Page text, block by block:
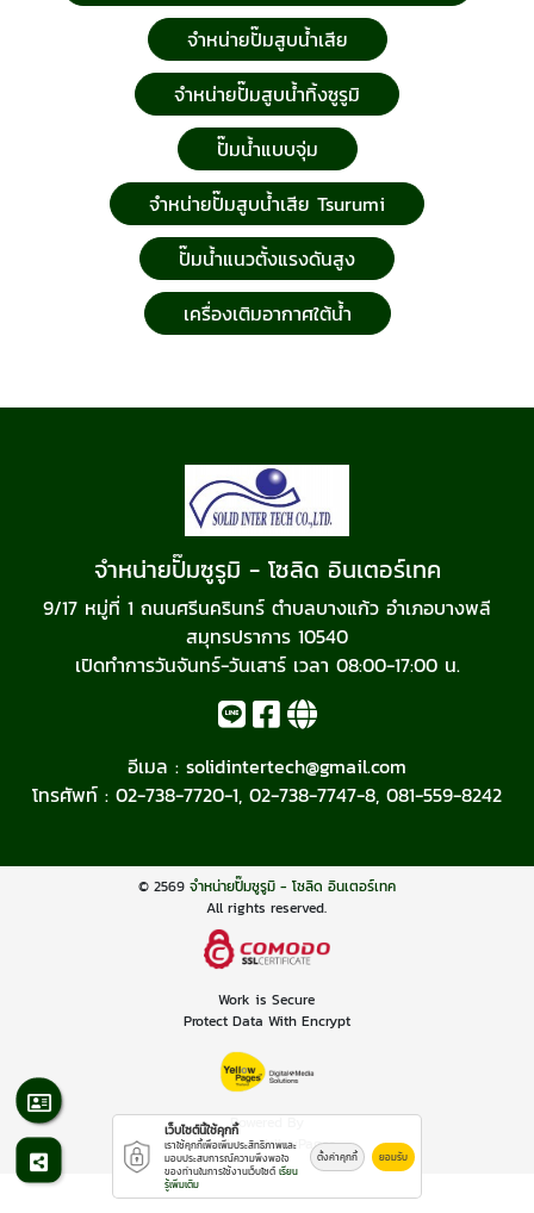
จำหน่ายปั๊มสูบน้ำเสีย
จำหน่ายปั๊มสูบน้ำทิ้งซูรูมิ
ปั๊มน้ำแบบจุ่ม
จำหน่ายปั๊มสูบน้ำเสีย Tsurumi
ปั๊มน้ำแนวตั้งแรงดันสูง
เครื่องเติมอากาศใต้น้ำ
จำหน่ายปั๊มซูรูมิ - โซลิด อินเตอร์เทค
9/17 หมู่ที่ 1 ถนนศรีนครินทร์ ตำบลบางแก้ว อำเภอบางพลี
สมุทรปราการ 10540
เปิดทำการวันจันทร์-วันเสาร์ เวลา 08:00-17:00 น.
อีเมล : solidintertech@gmail.com
โทรศัพท์ : 02-738-7720-1, 02-738-7747-8, 081-559-8242
© 2569 จำหน่ายปั๊มซูรูมิ - โซลิด อินเตอร์เทค
All rights reserved.
Work is Secure
Protect Data With Encrypt
Powered By
Thailand YellowPages
เว็บไซต์นี้ใช้คุกกี้
เราใช้คุกกี้เพื่อเพิ่มประสิทธิภาพและ
มอบประสบการณ์ความพึงพอใจ
ของท่านในการใช้งานเว็บไซต์ เรียน
รู้เพิ่มเติม
ตั้งค่าคุกกี้ ยอมรับ